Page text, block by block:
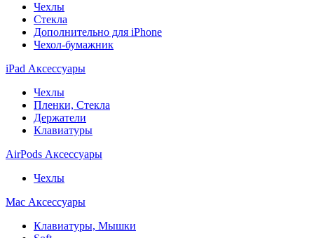
Чехлы
Стекла
Дополнительно для iPhone
Чехол-бумажник
iPad Аксессуары
Чехлы
Пленки, Стекла
Держатели
Клавиатуры
AirPods Аксессуары
Чехлы
Mac Аксессуары
Клавиатуры, Мышки